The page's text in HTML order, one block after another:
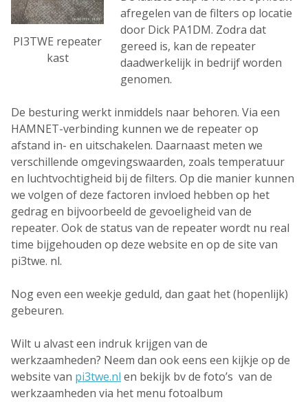
PI3TWE repeater
kast
afregelen van de filters op locatie
door Dick PA1DM. Zodra dat
gereed is, kan de repeater
daadwerkelijk in bedrijf worden
genomen.
De besturing werkt inmiddels naar behoren. Via een
HAMNET-verbinding kunnen we de repeater op
afstand in- en uitschakelen. Daarnaast meten we
verschillende omgevingswaarden, zoals temperatuur
en luchtvochtigheid bij de filters. Op die manier kunnen
we volgen of deze factoren invloed hebben op het
gedrag en bijvoorbeeld de gevoeligheid van de
repeater. Ook de status van de repeater wordt nu real
time bijgehouden op deze website en op de site van
pi3twe. nl.
Nog even een weekje geduld, dan gaat het (hopenlijk)
gebeuren.
Wilt u alvast een indruk krijgen van de
werkzaamheden? Neem dan ook eens een kijkje op de
website van pi3twe.nl en bekijk bv de foto’s van de
werkzaamheden via het menu fotoalbum